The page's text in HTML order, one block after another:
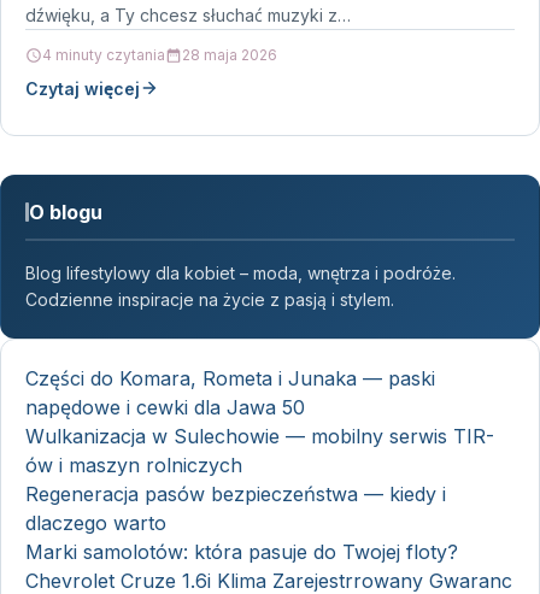
dźwięku, a Ty chcesz słuchać muzyki z…
4 minuty czytania 28 maja 2026
Czytaj więcej
O blogu
Blog lifestylowy dla kobiet – moda, wnętrza i podróże.
Codzienne inspiracje na życie z pasją i stylem.
Części do Komara, Rometa i Junaka — paski
napędowe i cewki dla Jawa 50
Wulkanizacja w Sulechowie — mobilny serwis TIR-
ów i maszyn rolniczych
Regeneracja pasów bezpieczeństwa — kiedy i
dlaczego warto
Marki samolotów: która pasuje do Twojej floty?
Chevrolet Cruze 1.6i Klima Zarejestrrowany Gwaranc